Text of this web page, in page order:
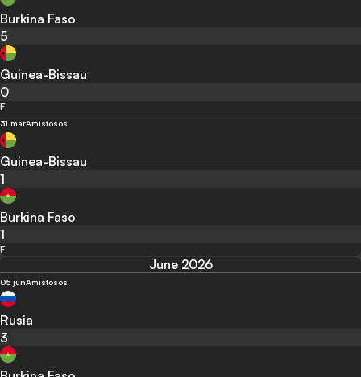
Burkina Faso
5
Guinea-Bissau
0
F
31 marAmistosos
Guinea-Bissau
1
Burkina Faso
1
F
June 2026
05 junAmistosos
Rusia
3